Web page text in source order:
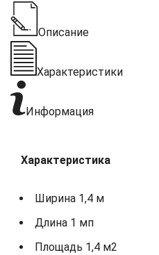
Описание
Характеристики
Информация
Характеристика
Ширина 1,4 м
Длина 1 мп
Площадь 1,4 м2